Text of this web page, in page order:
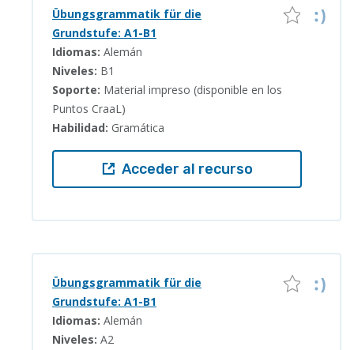
Übungsgrammatik für die
Grundstufe: A1-B1
Idiomas: Alemán
Niveles: B1
Soporte: Material impreso (disponible en los
Puntos CraaL)
Habilidad: Gramática
Acceder al recurso
Übungsgrammatik für die
Grundstufe: A1-B1
Idiomas: Alemán
Niveles: A2